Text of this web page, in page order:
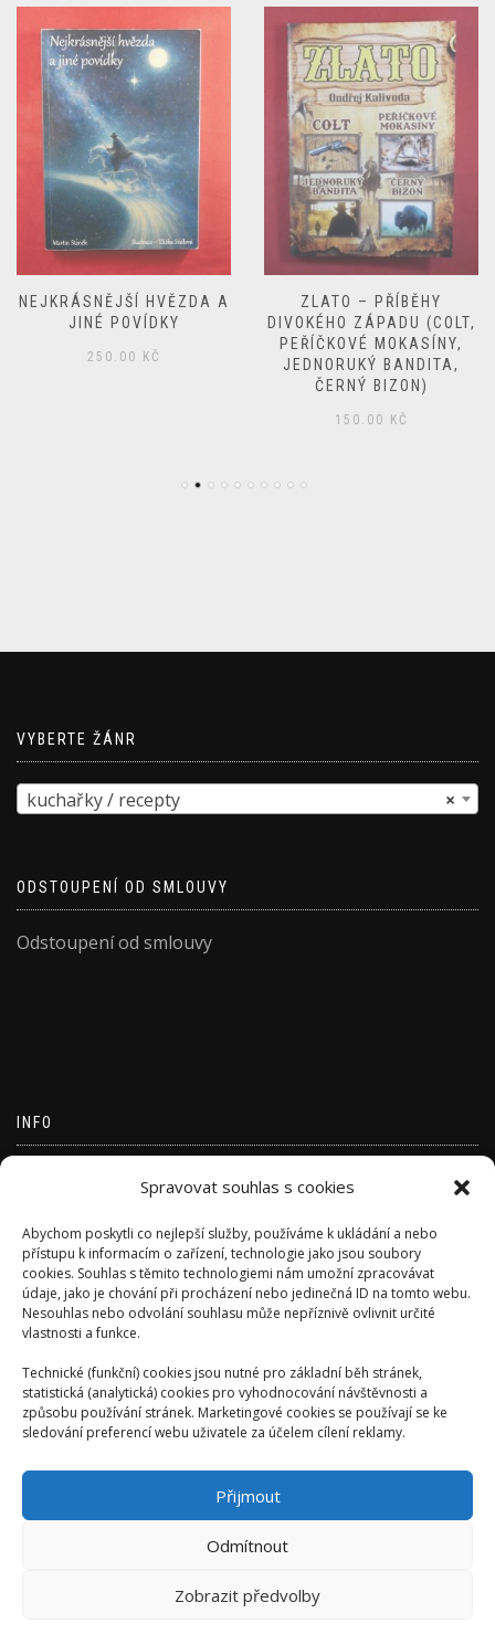
Spravovat souhlas s cookies
Abychom poskytli co nejlepší služby, používáme k ukládání a nebo
přístupu k informacím o zařízení, technologie jako jsou soubory
cookies. Souhlas s těmito technologiemi nám umožní zpracovávat
údaje, jako je chování při procházení nebo jedinečná ID na tomto webu.
Nesouhlas nebo odvolání souhlasu může nepříznivě ovlivnit určité
vlastnosti a funkce.
Technické (funkční) cookies jsou nutné pro základní běh stránek,
statistická (analytická) cookies pro vyhodnocování návštěvnosti a
způsobu používání stránek. Marketingové cookies se používají se ke
sledování preferencí webu uživatele za účelem cílení reklamy.
Přijmout
Odmítnout
Zobrazit předvolby
NEJKRÁSNĚJŠÍ HVĚZDA A
JINÉ POVÍDKY
250.00 KČ
ZLATO – PŘÍBĚHY
DIVOKÉHO ZÁPADU (COLT,
PEŘÍČKOVÉ MOKASÍNY,
JEDNORUKÝ BANDITA,
ČERNÝ BIZON)
150.00 KČ
VYBERTE ŽÁNR
×
kuchařky / recepty
ODSTOUPENÍ OD SMLOUVY
Odstoupení od smlouvy
INFO
Kanál komentářů
Česká lokalizace
AUTORSKÉ VYDAVATELSTVÍ: ONDŘEJ KALIVODA -